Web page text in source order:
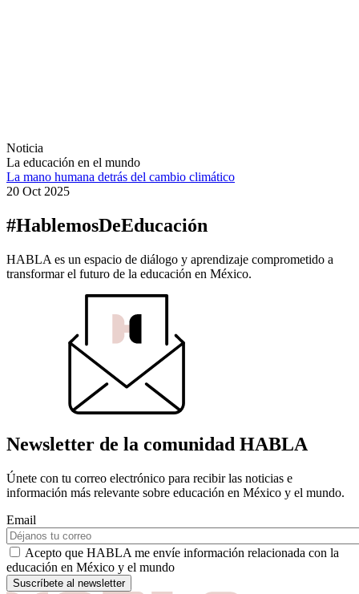
Noticia
La educación en el mundo
La mano humana detrás del cambio climático
20 Oct 2025
#HablemosDeEducación
HABLA es un espacio de diálogo y aprendizaje comprometido a
transformar el futuro de la educación en México.
Newsletter de la comunidad HABLA
Únete con tu correo electrónico para recibir las noticias e
información más relevante sobre educación en México y el mundo.
Email
Acepto que HABLA me envíe información relacionada con la
educación en México y el mundo